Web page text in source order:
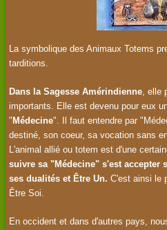
La symbolique des Animaux Totems
tarditions.
Dans la Sagesse Amérindienne, elle
importants. Elle est devenu pour eux
" Médecine". Il faut entendre par
destiné, son coeur, sa vocation sans
L'animal allié ou totem est d'une
suivre sa "Médecine" s'est accepter
ses dualités et Être Un. C'est ainsi le
Être Soi.
En occident et dans d'autres pays,